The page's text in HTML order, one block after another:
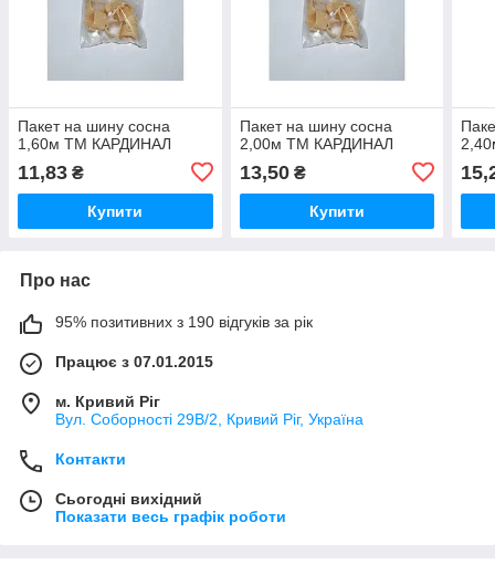
Пакет на шину сосна
1,60м ТМ КАРДИНАЛ
11,83 ₴
Купити
Пакет на шину сосна
2,00м ТМ КАРДИНАЛ
13,50₴
Купити
Про нас
95% позитивних з 190 відгуків за рік
Працює з 07.01.2015
м. Кривий Ріг
Вул. Соборності 29В/2, Кривий Ріг, Україна
Контакти
Сьогодні вихідний
Показати весь графік роботи